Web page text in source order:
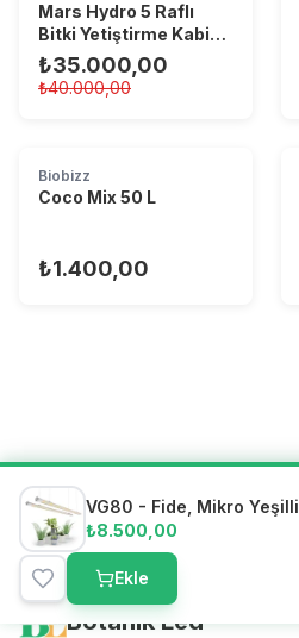
Mars Hydro 5 Raflı
Bitki Yetiştirme Kabin
Sistemi
₺35.000,00
₺40.000,00
Biobizz
Coco Mix 50 L
₺1.400,00
₺8.500,00
Ekle
Botanik Led